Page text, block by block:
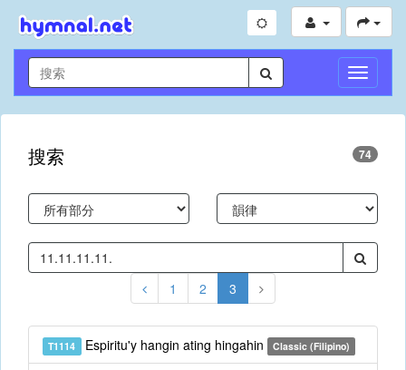
切
換
導
搜索 74
1 2 3
T1114 Espiritu'y hangin ating hingahin Classic (Filipino)